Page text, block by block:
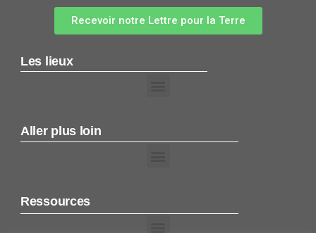
Recevoir notre Lettre pour la Terre
Les lieux
Aller plus loin
Ressources